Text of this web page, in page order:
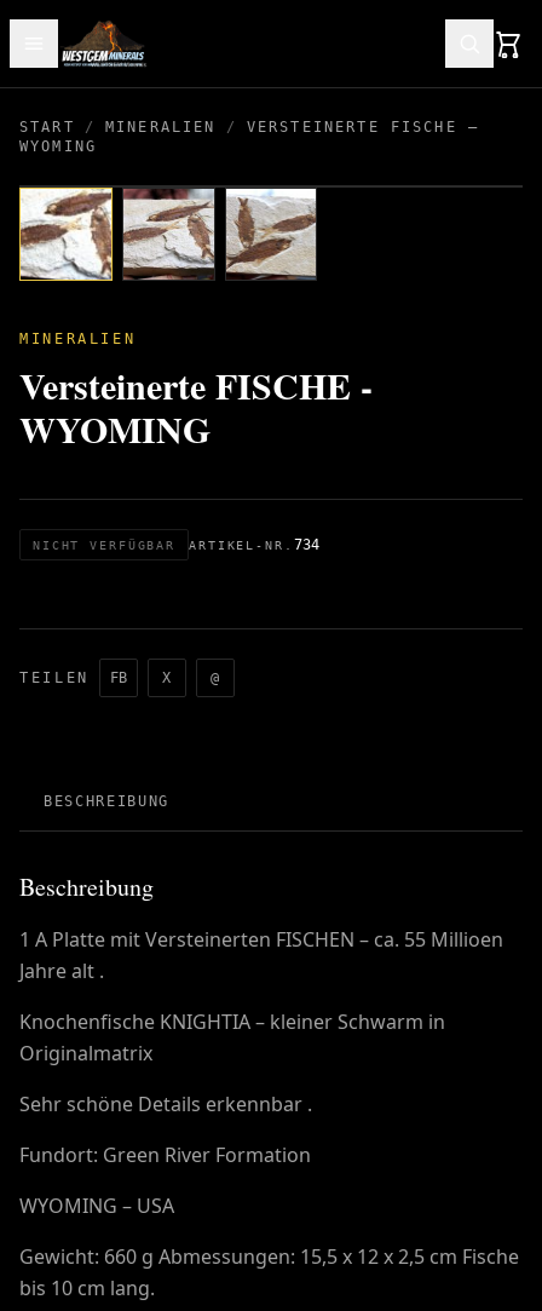
START / MINERALIEN /
VERSTEINERTE FISCHE –
WYOMING
MINERALIEN
Versteinerte FISCHE -
WYOMING
NICHT VERFÜGBAR ARTIKEL-NR. 734
TEILEN FB X @
BESCHREIBUNG
Beschreibung
1 A Platte mit Versteinerten FISCHEN – ca. 55 Millioen
Jahre alt .
Knochenfische KNIGHTIA – kleiner Schwarm in
Originalmatrix
Sehr schöne Details erkennbar .
Fundort: Green River Formation
WYOMING – USA
Gewicht: 660 g Abmessungen: 15,5 x 12 x 2,5 cm Fische
bis 10 cm lang.